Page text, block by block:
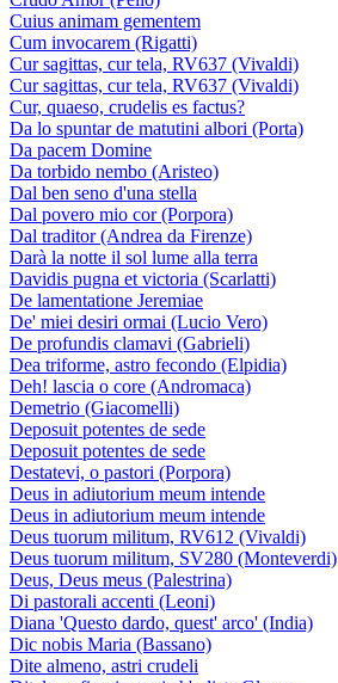
Cuius animam gementem
Cum invocarem (Rigatti)
Cur sagittas, cur tela, RV637 (Vivaldi)
Cur sagittas, cur tela, RV637 (Vivaldi)
Cur, quaeso, crudelis es factus?
Da lo spuntar de matutini albori (Porta)
Da pacem Domine
Da torbido nembo (Aristeo)
Dal ben seno d'una stella
Dal povero mio cor (Porpora)
Dal traditor (Andrea da Firenze)
Darà la notte il sol lume alla terra
Davidis pugna et victoria (Scarlatti)
De lamentatione Jeremiae
De' miei desiri ormai (Lucio Vero)
De profundis clamavi (Gabrieli)
Dea triforme, astro fecondo (Elpidia)
Deh! lascia o core (Andromaca)
Demetrio (Giacomelli)
Deposuit potentes de sede
Deposuit potentes de sede
Destatevi, o pastori (Porpora)
Deus in adiutorium meum intende
Deus in adiutorium meum intende
Deus tuorum militum, RV612 (Vivaldi)
Deus tuorum militum, SV280 (Monteverdi)
Deus, Deus meus (Palestrina)
Di pastorali accenti (Leoni)
Diana 'Questo dardo, quest' arco' (India)
Dic nobis Maria (Bassano)
Dite almeno, astri crudeli